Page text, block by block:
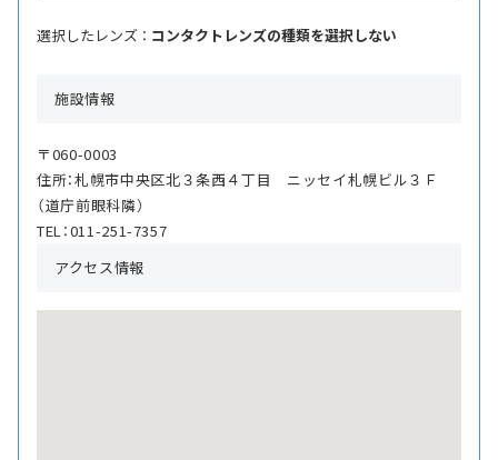
選択したレンズ ： コンタクトレンズの種類を選択しない
施設情報
〒060-0003
住所：札幌市中央区北３条西４丁目 ニッセイ札幌ビル３Ｆ
（道庁前眼科隣）
TEL：011-251-7357
アクセス情報